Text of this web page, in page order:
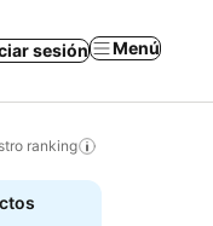
sesión Menú
ranking